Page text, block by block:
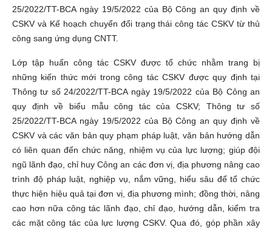
25/2022/TT-BCA ngày 19/5/2022 của Bộ Công an quy định về
CSKV và Kế hoạch chuyển đổi trạng thái công tác CSKV từ thủ
công sang ứng dụng CNTT.
Lớp tập huấn công tác CSKV được tổ chức nhằm trang bị
những kiến thức mới trong công tác CSKV được quy định tại
Thông tư số 24/2022/TT-BCA ngày 19/5/2022 của Bộ Công an
quy định về biểu mẫu công tác của CSKV; Thông tư số
25/2022/TT-BCA ngày 19/5/2022 của Bộ Công an quy định về
CSKV và các văn bản quy phạm pháp luật, văn bản hướng dẫn
có liên quan đến chức năng, nhiệm vụ của lực lượng; giúp đội
ngũ lãnh đạo, chỉ huy Công an các đơn vị, địa phương nâng cao
trình độ pháp luật, nghiệp vụ, nắm vững, hiểu sâu để tổ chức
thực hiện hiệu quả tại đơn vị, địa phương mình; đồng thời, nâng
cao hơn nữa công tác lãnh đạo, chỉ đạo, hướng dẫn, kiểm tra
các mặt công tác của lực lượng CSKV. Qua đó, góp phần xây